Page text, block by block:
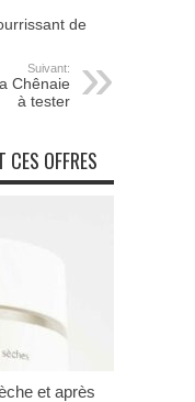
de
Suivant:
Chênaie
à tester
CES OFFRES
et après